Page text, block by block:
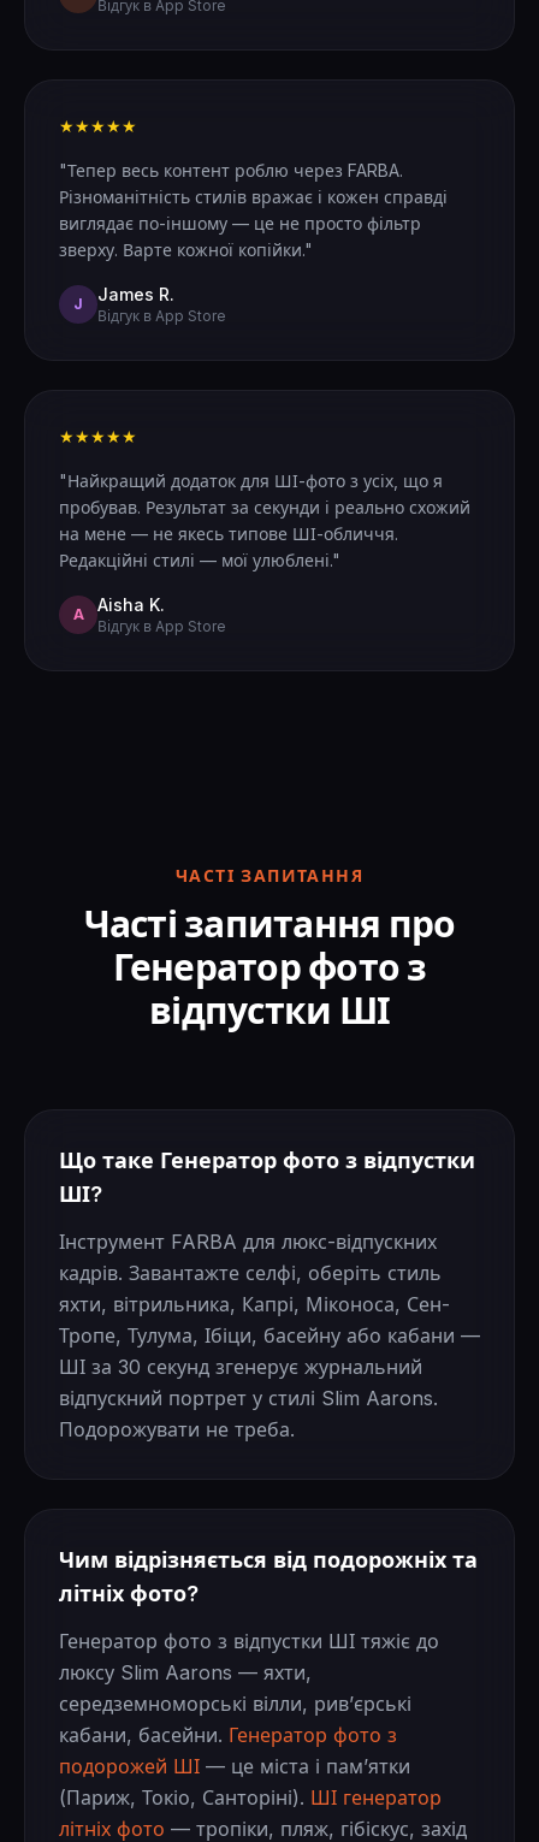
Відгук в App Store
★★★★★
"Тепер весь контент роблю через FARBA.
Різноманітність стилів вражає і кожен справді
виглядає по-іншому — це не просто фільтр
зверху. Варте кожної копійки."
J James R.
Відгук в App Store
★★★★★
"Найкращий додаток для ШІ-фото з усіх, що я
пробував. Результат за секунди і реально схожий
на мене — не якесь типове ШІ-обличчя.
Редакційні стилі — мої улюблені."
A Aisha K.
Відгук в App Store
ЧАСТІ ЗАПИТАННЯ
Часті запитання про
Генератор фото з
відпустки ШІ
Що таке Генератор фото з відпустки
ШІ?
Інструмент FARBA для люкс-відпускних
кадрів. Завантажте селфі, оберіть стиль
яхти, вітрильника, Капрі, Міконоса, Сен-
Тропе, Тулума, Ібіци, басейну або кабани —
ШІ за 30 секунд згенерує журнальний
відпускний портрет у стилі Slim Aarons.
Подорожувати не треба.
Чим відрізняється від подорожніх та
літніх фото?
Генератор фото з відпустки ШІ тяжіє до
люксу Slim Aarons — яхти,
середземноморські вілли, ривʼєрські
кабани, басейни. Генератор фото з
подорожей ШІ — це міста і памʼятки
(Париж, Токіо, Санторіні). ШІ генератор
літніх фото — тропіки, пляж, гібіскус, захід